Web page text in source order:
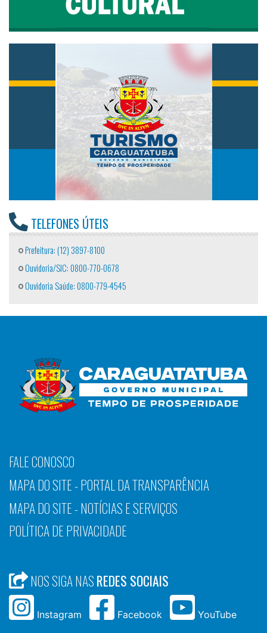
TELEFONES ÚTEIS
Prefeitura: (12) 3897-8100
Ouvidoria/SIC: 0800-770-0678
Ouvidoria Saúde: 0800-779-4545
FALE CONOSCO
MAPA DO SITE - PORTAL DA TRANSPARÊNCIA
MAPA DO SITE - NOTÍCIAS E SERVIÇOS
POLÍTICA DE PRIVACIDADE
NOS SIGA NASREDES SOCIAIS
Instagram Facebook YouTube